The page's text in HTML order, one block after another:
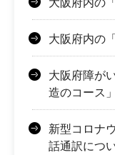
大阪府内の
大阪府内の
大阪府障が
造のコース」
新型コロナ
話通訳につ